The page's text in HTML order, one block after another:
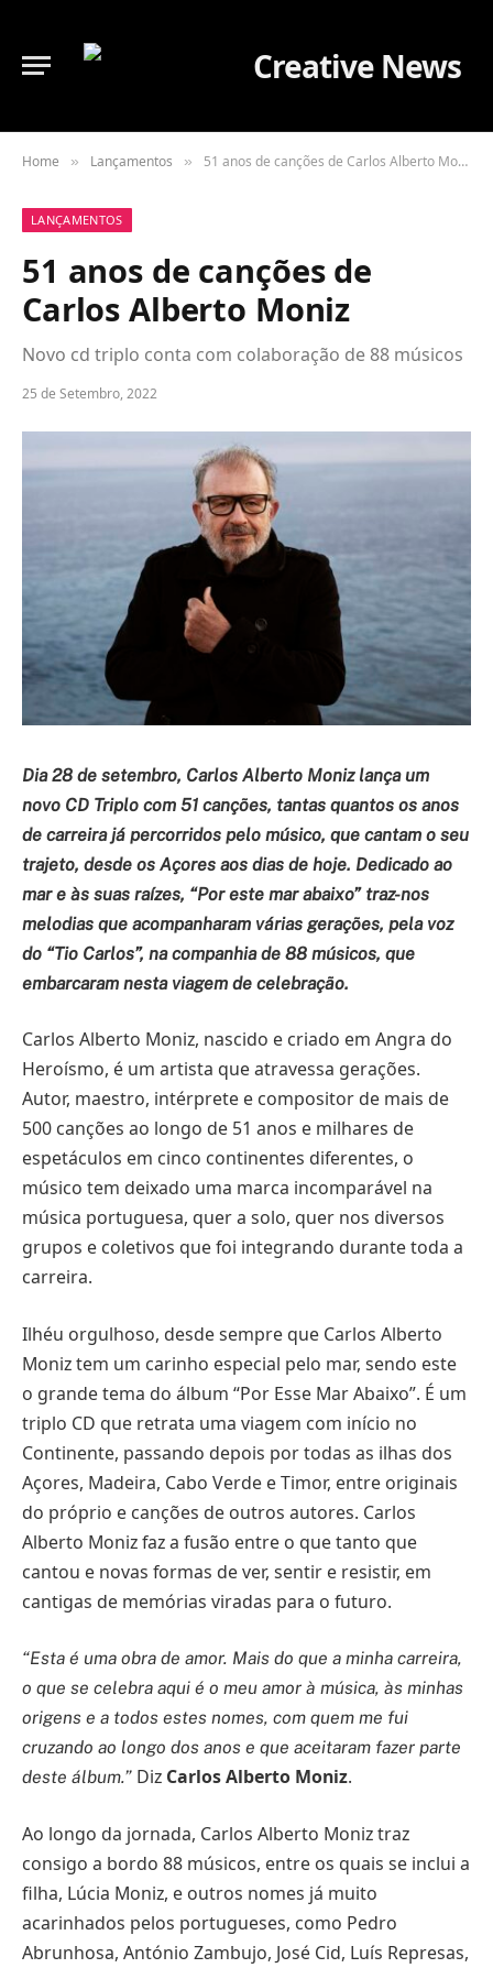
Home » Lançamentos » 51 anos de canções de Carlos Alberto Moniz
LANÇAMENTOS
51 anos de canções de
Carlos Alberto Moniz
Novo cd triplo conta com colaboração de 88 músicos
25 de Setembro, 2022
Dia 28 de setembro, Carlos Alberto Moniz lança um
novo CD Triplo com 51 canções, tantas quantos os anos
de carreira já percorridos pelo músico, que cantam o seu
trajeto, desde os Açores aos dias de hoje. Dedicado ao
mar e às suas raízes, “Por este mar abaixo” traz-nos
melodias que acompanharam várias gerações, pela voz
do “Tio Carlos”, na companhia de 88 músicos, que
embarcaram nesta viagem de celebração.
Carlos Alberto Moniz, nascido e criado em Angra do
Heroísmo, é um artista que atravessa gerações.
Autor, maestro, intérprete e compositor de mais de
500 canções ao longo de 51 anos e milhares de
espetáculos em cinco continentes diferentes, o
músico tem deixado uma marca incomparável na
música portuguesa, quer a solo, quer nos diversos
grupos e coletivos que foi integrando durante toda a
carreira.
Ilhéu orgulhoso, desde sempre que Carlos Alberto
Moniz tem um carinho especial pelo mar, sendo este
o grande tema do álbum “Por Esse Mar Abaixo”. É um
triplo CD que retrata uma viagem com início no
Continente, passando depois por todas as ilhas dos
Açores, Madeira, Cabo Verde e Timor, entre originais
do próprio e canções de outros autores. Carlos
Alberto Moniz faz a fusão entre o que tanto que
cantou e novas formas de ver, sentir e resistir, em
cantigas de memórias viradas para o futuro.
“Esta é uma obra de amor. Mais do que a minha carreira,
o que se celebra aqui é o meu amor à música, às minhas
origens e a todos estes nomes, com quem me fui
cruzando ao longo dos anos e que aceitaram fazer parte
deste álbum.” Diz Carlos Alberto Moniz.
Ao longo da jornada, Carlos Alberto Moniz traz
consigo a bordo 88 músicos, entre os quais se inclui a
filha, Lúcia Moniz, e outros nomes já muito
acarinhados pelos portugueses, como Pedro
Abrunhosa, António Zambujo, José Cid, Luís Represas,